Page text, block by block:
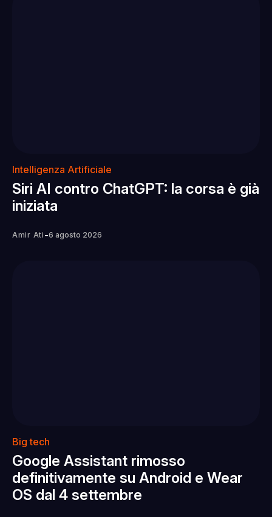
Intelligenza Artificiale
Siri AI contro ChatGPT: la corsa è già
iniziata
Amir Ati -6 agosto 2026
Big tech
Google Assistant rimosso
definitivamente su Android e Wear
OS dal 4 settembre